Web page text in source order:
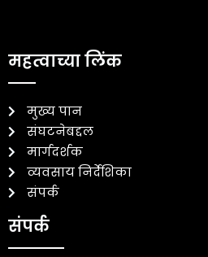
महत्वाच्या लिंक
मुख्य पान
संघटनेबद्दल
मार्गदर्शक
व्यवसाय निर्देशिका
संपर्क
संपर्क